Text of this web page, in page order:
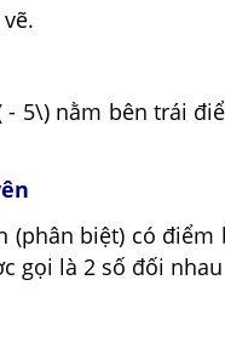
5\) nằm bên trái
(phân biệt) có
gọi là 2 số đối nhau